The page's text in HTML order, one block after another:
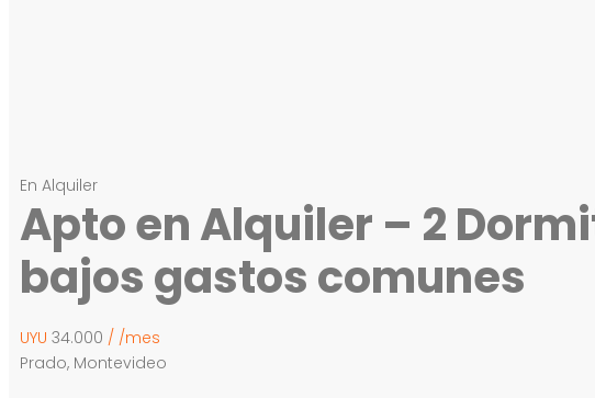
En Alquiler
Apto en Alquiler – 2
bajos gastos comunes
UYU 34.000 / /mes
Prado, Montevideo